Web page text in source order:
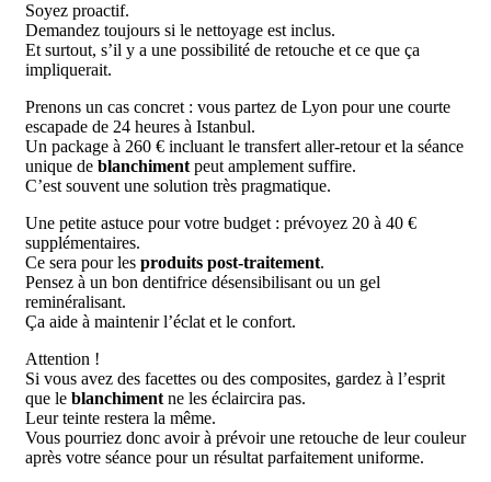
Soyez proactif.
Demandez toujours si le nettoyage est inclus.
Et surtout, s’il y a une possibilité de retouche et ce que ça
impliquerait.
Prenons un cas concret : vous partez de Lyon pour une courte
escapade de 24 heures à Istanbul.
Un package à 260 € incluant le transfert aller-retour et la séance
unique de blanchimentpeut amplement suffire.
C’est souvent une solution très pragmatique.
Une petite astuce pour votre budget : prévoyez 20 à 40 €
supplémentaires.
Ce sera pour les produits post-traitement.
Pensez à un bon dentifrice désensibilisant ou un gel
reminéralisant.
Ça aide à maintenir l’éclat et le confort.
Attention !
Si vous avez des facettes ou des composites, gardez à l’esprit
que le blanchimentne les éclaircira pas.
Leur teinte restera la même.
Vous pourriez donc avoir à prévoir une retouche de leur couleur
après votre séance pour un résultat parfaitement uniforme.